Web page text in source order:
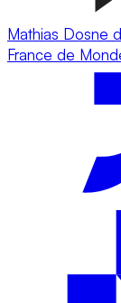
Mathias Dosne
France de